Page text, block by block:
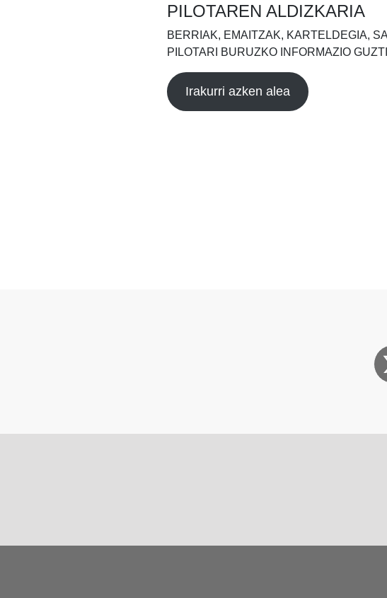
PILOTAREN ALDIZKARIA
BERRIAK, EMAITZAK, KARTELDEGIA,
PILOTARI BURUZKO INFORMAZIO
Irakurri azken alea